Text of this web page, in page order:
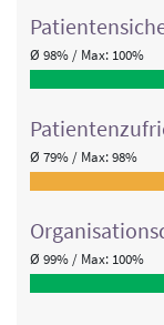
Ø 98% / Max: 100%
Ø 79% / Max: 98%
Ø 99% / Max: 100%